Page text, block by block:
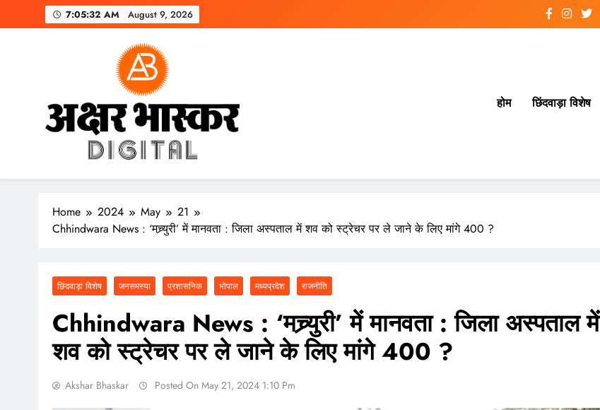
to
7:05:34 AM August 9, 2026
अक्षर भास्कर
डिजिटल
होम छिंदवाड़ा विशेष
Home 2024 May
21
Chhindwara News : ‘मच्र्युरी’ में मानवता : जिला अस्पताल में शव को स्ट्रेचर पर ले जाने के लिए मांगे 400 ?
छिंदवाड़ा विशेष जनसमस्या प्रशासनिक भोपाल मध्यप्रदेश राजनीति
Chhindwara News : ‘मच्र्युरी’ में मानवता : जिला अस्पताल में
शव को स्ट्रेचर पर ले जाने के लिए मांगे 400 ?
Akshar Bhaskar Posted On May 21, 2024 1:10 Pm